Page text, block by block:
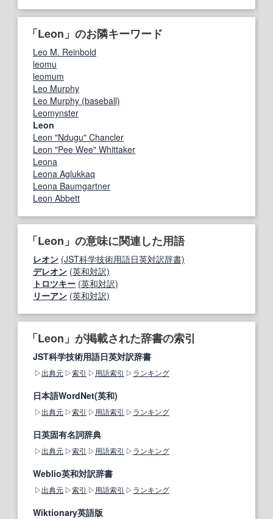
「Leon」のお隣キーワード
Leo M. Reinbold
leomu
leomum
Leo Murphy
Leo Murphy (baseball)
Leomynster
Leon
Leon "Ndugu" Chancler
Leon "Pee Wee" Whittaker
Leona
Leona Aglukkaq
Leona Baumgartner
Leon Abbett
「Leon」の意味に関連した用語
レオン (JST科学技術用語日英対訳辞書)
デレオン (英和対訳)
トロツキー (英和対訳)
リーアン (英和対訳)
「Leon」が掲載された辞書の索引
JST科学技術用語日英対訳辞書
出典元 索引 用語索引 ランキング
日本語WordNet(英和)
出典元 索引 用語索引 ランキング
日英固有名詞辞典
出典元 索引 用語索引 ランキング
Weblio英和対訳辞書
出典元 索引 用語索引 ランキング
Wiktionary英語版